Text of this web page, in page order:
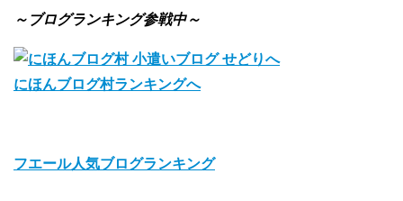
～ブログランキング参戦中～
にほんブログ村ランキングへ
フエール人気ブログランキング